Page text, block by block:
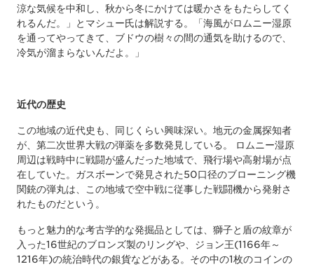
涼な気候を中和し、秋から冬にかけては暖かさをもたらしてく
れるんだ。」とマシュー氏は解説する。「海風がロムニー湿原
を通ってやってきて、ブドウの樹々の間の通気を助けるので、
冷気が溜まらないんだよ。」
近代の歴史
この地域の近代史も、同じくらい興味深い。地元の金属探知者
が、第二次世界大戦の弾薬を多数発見している。 ロムニー湿原
周辺は戦時中に戦闘が盛んだった地域で、飛行場や高射場が点
在していた。ガスボーンで発見された50口径のブローニング機
関銃の弾丸は、この地域で空中戦に従事した戦闘機から発射さ
れたものだという。
もっと魅力的な考古学的な発掘品としては、獅子と盾の紋章が
入った16世紀のブロンズ製のリングや、ジョン王(1166年～
1216年)の統治時代の銀貨などがある。その中の1枚のコインの